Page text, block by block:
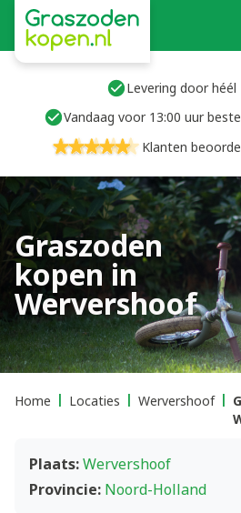
Levering door héél
Vandaag voor 13:00 uur
Klanten
Graszoden
kopen in
Wervershoof
Home Locaties Wervershoof
Plaats:Wervershoof
Provincie: Noord-Holland